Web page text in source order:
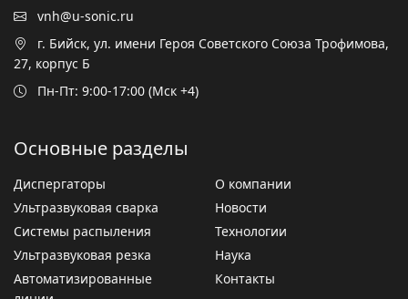
vnh@u-sonic.ru
г. Бийск, ул. имени Героя Советского Союза Трофимова,
27, корпус Б
Пн-Пт: 9:00-17:00 (Мск +4)
Основные разделы
Диспергаторы
Ультразвуковая сварка
Системы распыления
Ультразвуковая резка
Автоматизированные
О компании
Новости
Технологии
Наука
Контакты